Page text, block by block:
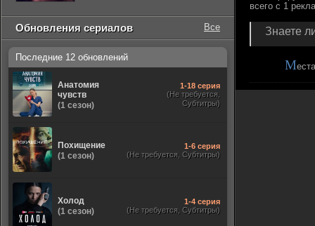
Знаете
М
Обновления сериалов Все
Последние 12 обновлений
Анатомия
чувств
(1 сезон)
1-18 серия
(Не требуется,
Субтитры)
Похищение
(1 сезон)
1-6 серия
(Не требуется, Субтитры)
Холод
(1 сезон)
1-4 серия
(Не требуется, Субтитры)